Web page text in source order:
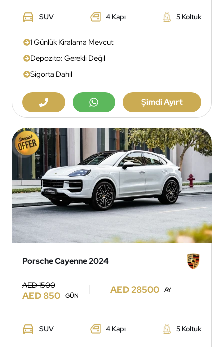
SUV 4 Kapı 5 Koltuk
1 Günlük Kiralama Mevcut
Depozito: Gerekli Değil
Sigorta Dahil
Şimdi Ayırt
Porsche Cayenne 2024
AED 1500
AED 850 GÜN
AED 28500 AY
SUV 4 Kapı 5 Koltuk